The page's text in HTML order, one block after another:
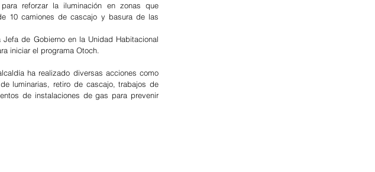
reforzar la iluminación en zonas que
10 camiones de cascajo y basura de las
de Gobierno en la Unidad Habitacional
iniciar el programa Otoch.
ha realizado diversas acciones como
luminarias, retiro de cascajo, trabajos de
de instalaciones de gas para prevenir